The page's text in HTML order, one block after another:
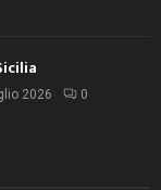
2026 0